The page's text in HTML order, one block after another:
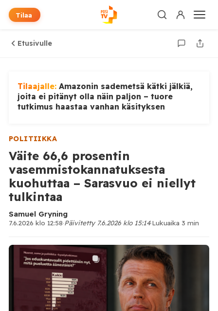
Tilaa
Etusivulle
Tilaajalle: Amazonin sademetsä kätki jälkiä,
joita ei pitänyt olla näin paljon – tuore
tutkimus haastaa vanhan käsityksen
POLITIIKKA
Väite 66,6 prosentin
vasemmistokannatuksesta
kuohuttaa – Sarasvuo ei niellyt
tulkintaa
Samuel Gryning
7.6.2026 klo 12:58·Päivitetty 7.6.2026 klo 15:14·Lukuaika 3 min